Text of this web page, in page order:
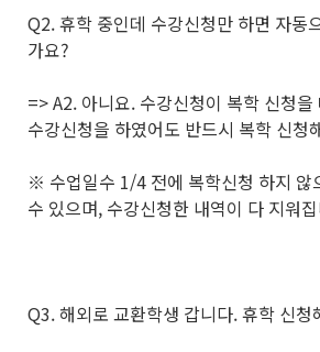
Q2. 휴학 중인데 수강신청만 하면 자동
가요?
=> A2. 아니요. 수강신청이 복학 신청
수강신청을 하였어도 반드시 복학 신청
※ 수업일수 1/4 전에 복학신청 하지 않
수 있으며, 수강신청한 내역이 다 지워
Q3. 해외로 교환학생 갑니다. 휴학 신청